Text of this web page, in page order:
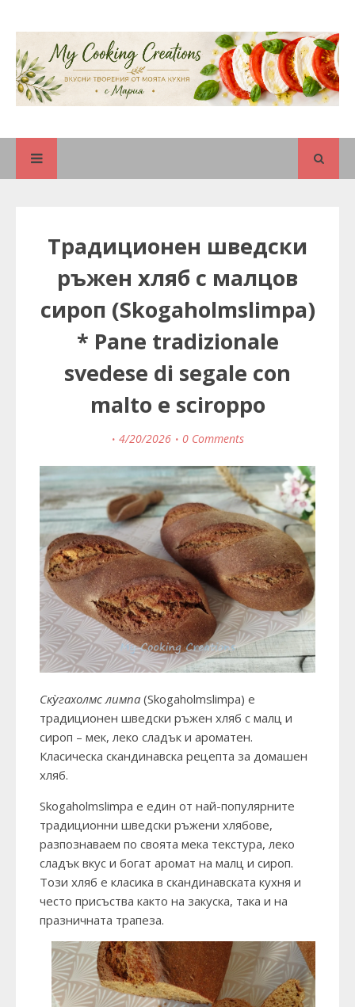
Традиционен шведски
ръжен хляб с малцов
сироп (Skogaholmslimpa)
* Pane tradizionale
svedese di segale con
malto e sciroppo
4/20/2026 0 Comments
Ску̀гахолмс лимпа (Skogaholmslimpa) е
традиционен шведски ръжен хляб с малц и
сироп – мек, леко сладък и ароматен.
Класическа скандинавска рецепта за домашен
хляб.
Skogaholmslimpa е един от най-популярните
традиционни шведски ръжени хлябове,
разпознаваем по своята мека текстура, леко
сладък вкус и богат аромат на малц и сироп.
Този хляб е класика в скандинавската кухня и
често присъства както на закуска, така и на
празничната трапеза.